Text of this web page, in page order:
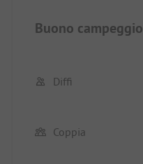
Buono campeggio
Diffi
Coppia